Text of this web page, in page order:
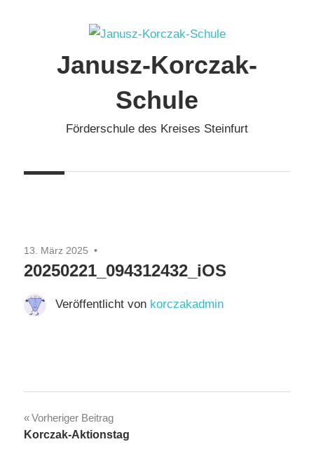
Janusz-Korczak-
Schule
Förderschule des Kreises Steinfurt
13. März 2025
20250221_094312432_iOS
Veröffentlicht von korczakadmin
Beitragsnavigation
Vorheriger Beitrag
Korczak-Aktionstag